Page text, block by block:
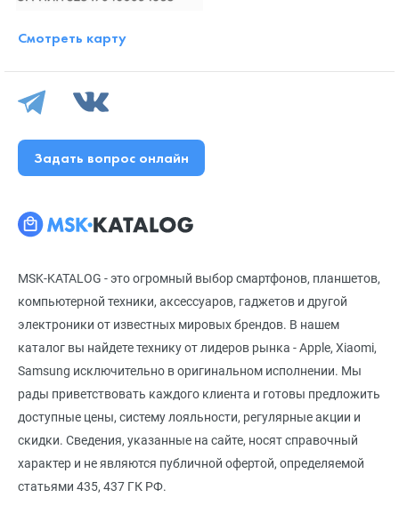
MSK-KATALOG - это огромный выбор смартфонов, планшетов,
компьютерной техники, аксессуаров, гаджетов и другой
электроники от известных мировых брендов. В нашем
каталог вы найдете технику от лидеров рынка - Apple, Xiaomi,
Samsung исключительно в оригинальном исполнении. Мы
рады приветствовать каждого клиента и готовы предложить
доступные цены, систему лояльности, регулярные акции и
скидки. Сведения, указанные на сайте, носят справочный
характер и не являются публичной офертой, определяемой
статьями 435, 437 ГК РФ.
Смотреть карту
Задать вопрос онлайн